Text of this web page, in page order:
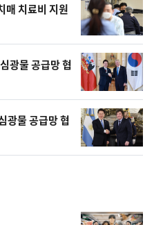
매 치료비 지원
광물 공급망 협
광물 공급망 협